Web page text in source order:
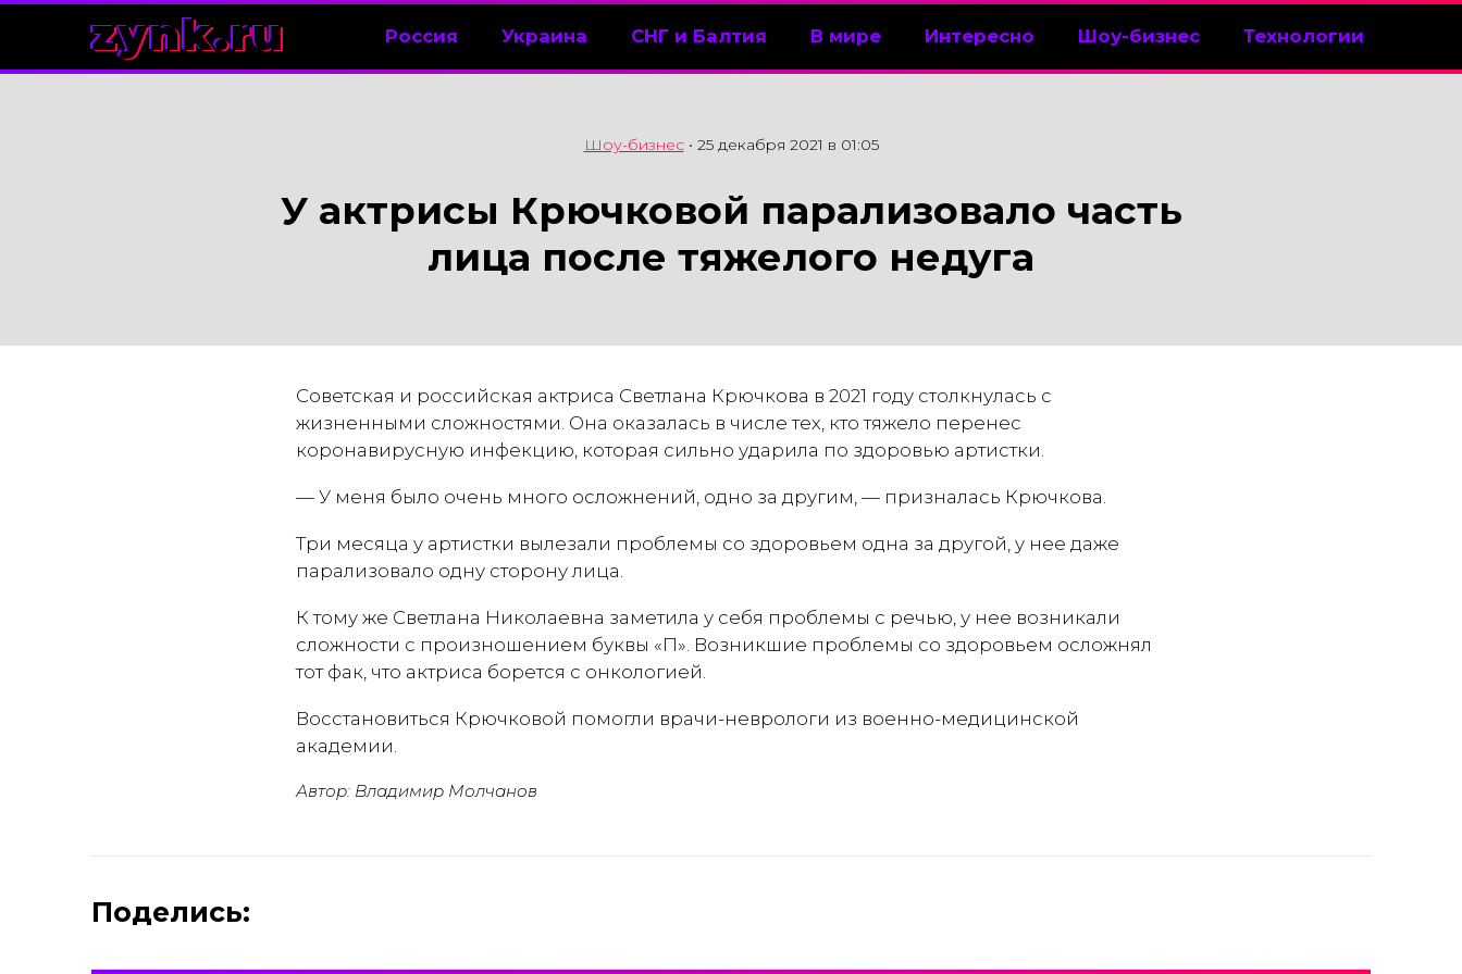
zynk.ru Россия Украина СНГ и Балтия В мире Интересно Шоу-бизнес Технологии
Шоу-бизнес• 25 декабря 2021 в 01:05
У актрисы Крючковой парализовало часть
лица после тяжелого недуга
Советская и российская актриса Светлана Крючкова в 2021 году столкнулась с
жизненными сложностями. Она оказалась в числе тех, кто тяжело перенес
коронавирусную инфекцию, которая сильно ударила по здоровью артистки.
— У меня было очень много осложнений, одно за другим, — призналась Крючкова.
Три месяца у артистки вылезали проблемы со здоровьем одна за другой, у нее даже
парализовало одну сторону лица.
К тому же Светлана Николаевна заметила у себя проблемы с речью, у нее возникали
сложности с произношением буквы «П». Возникшие проблемы со здоровьем осложнял
тот фак, что актриса борется с онкологией.
Восстановиться Крючковой помогли врачи-неврологи из военно-медицинской
академии.
Автор: Владимир Молчанов
Поделись: